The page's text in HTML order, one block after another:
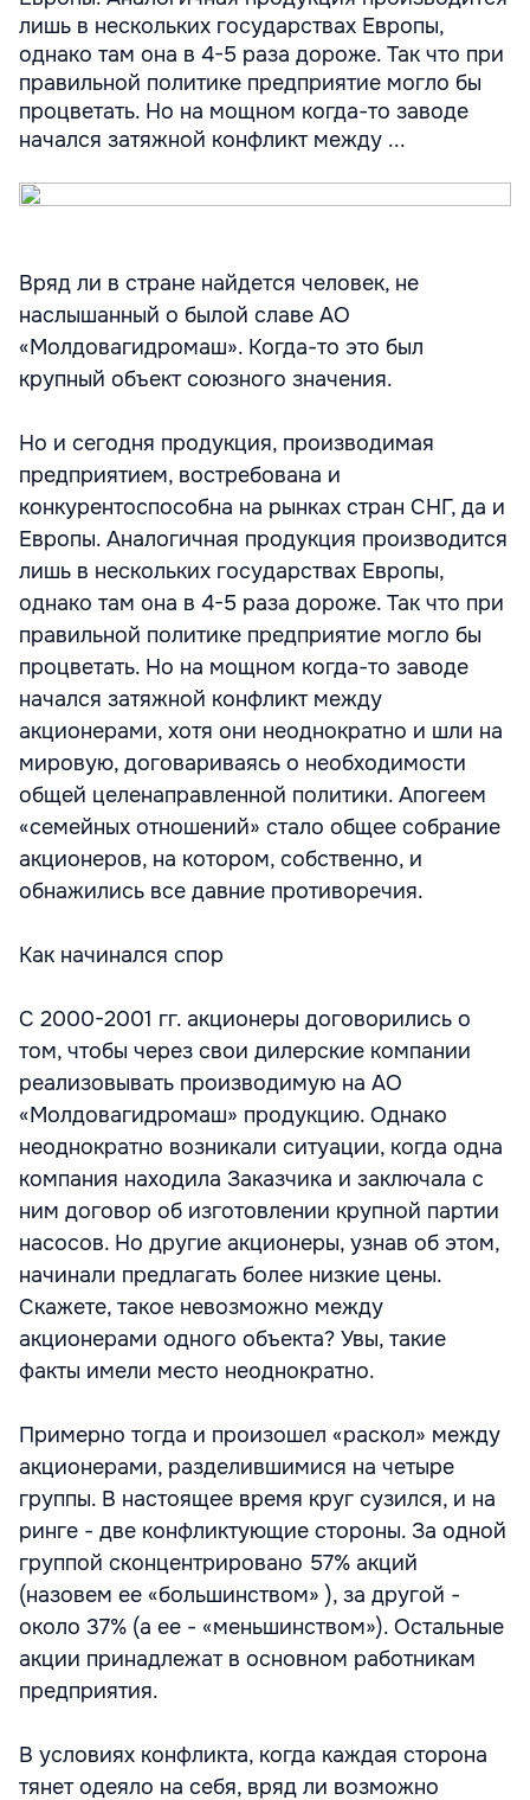
лишь в нескольких государствах Европы,
однако там она в 4-5 раза дороже. Так что при
правильной политике предприятие могло бы
процветать. Но на мощном когда-то заводе
начался затяжной конфликт между ...
Вряд ли в стране найдется человек, не
наслышанный о былой славе АО
«Молдовагидромаш». Когда-то это был
крупный объект союзного значения.
Но и сегодня продукция, производимая
предприятием, востребована и
конкурентоспособна на рынках стран СНГ, да и
Европы. Аналогичная продукция производится
лишь в нескольких государствах Европы,
однако там она в 4-5 раза дороже. Так что при
правильной политике предприятие могло бы
процветать. Но на мощном когда-то заводе
начался затяжной конфликт между
акционерами, хотя они неоднократно и шли на
мировую, договариваясь о необходимости
общей целенаправленной политики. Апогеем
«семейных отношений» стало общее собрание
акционеров, на котором, собственно, и
обнажились все давние противоречия.
Как начинался спор
С 2000-2001 гг. акционеры договорились о
том, чтобы через свои дилерские компании
реализовывать производимую на АО
«Молдовагидромаш» продукцию. Однако
неоднократно возникали ситуации, когда одна
компания находила Заказчика и заключала с
ним договор об изготовлении крупной партии
насосов. Но другие акционеры, узнав об этом,
начинали предлагать более низкие цены.
Скажете, такое невозможно между
акционерами одного объекта? Увы, такие
факты имели место неоднократно.
Примерно тогда и произошел «раскол» между
акционерами, разделившимися на четыре
группы. В настоящее время круг сузился, и на
ринге - две конфликтующие стороны. За одной
группой сконцентрировано 57% акций
(назовем ее «большинством» ), за другой -
около 37% (а ее - «меньшинством»). Остальные
акции принадлежат в основном работникам
предприятия.
В условиях конфликта, когда каждая сторона
тянет одеяло на себя, вряд ли возможно